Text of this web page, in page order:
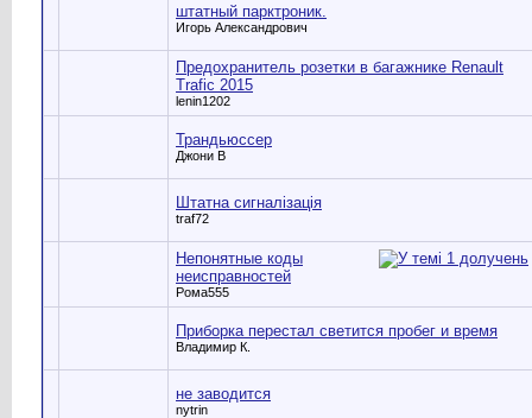
штатный парктроник.
Игорь Александрович
Предохранитель розетки в багажнике Renault
Trafic 2015
lenin1202
Трандьюссер
Джони В
Штатна сигналізація
traf72
Непонятные коды
неисправностей
Рома555
Приборка перестал светится пробег и время
Владимир К.
не заводится
nytrin